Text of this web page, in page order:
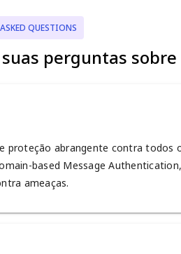
QUESTIONS
perguntas sobre
abrangente contra todos
based Message
ameaças.